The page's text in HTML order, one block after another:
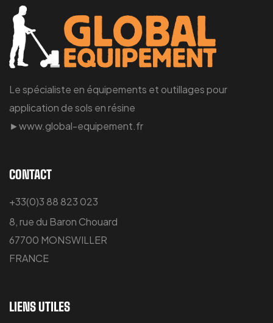
Le spécialiste en équipements et outillages pour
application de sols en résine
►www.global-equipement.fr
CONTACT
+33(0)3 88 823 023
8, rue du Baron Chouard
67700 MONSWILLER
FRANCE
LIENS UTILES